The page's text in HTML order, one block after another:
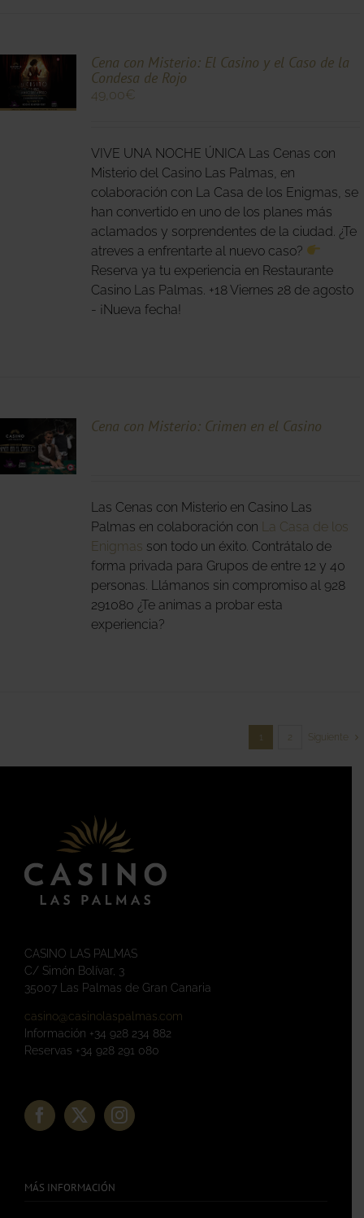
Cena con Misterio: El Casino y el Caso de la
Condesa de Rojo
49,00€
VIVE UNA NOCHE ÚNICA Las Cenas con
Misterio del Casino Las Palmas, en
colaboración con La Casa de los Enigmas, se
han convertido en uno de los planes más
aclamados y sorprendentes de la ciudad. ¿Te
atreves a enfrentarte al nuevo caso?
Reserva ya tu experiencia en Restaurante
Casino Las Palmas. +18 Viernes 28 de agosto
- ¡Nueva fecha!
Cena con Misterio: Crimen en el Casino
Las Cenas con Misterio en Casino Las
Palmas en colaboración con
La Casa de los
Enigmas son todo un éxito. Contrátalo de
forma privada para Grupos de entre 12 y 40
personas. Llámanos sin compromiso al 928
291080 ¿Te animas a probar esta
experiencia?
1 Siguiente
CASINO LAS PALMAS
C/ Simón Bolívar, 3
35007 Las Palmas de Gran Canaria
casino@casinolaspalmas.com
Información +34 928 234 882
Reservas +34 928 291 080
MÁS INFORMACIÓN